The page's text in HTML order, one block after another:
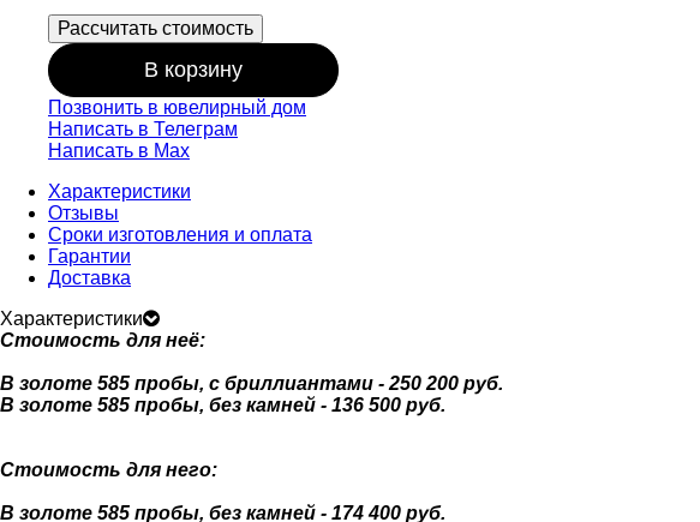
Рассчитать стоимость
В корзину
Позвонить в ювелирный дом
Написать в Телеграм
Написать в Мах
Характеристики
Отзывы
Сроки изготовления и оплата
Гарантии
Доставка
Характеристики
Стоимость для неё:
В золоте 585 пробы, с бриллиантами - 250 200 руб.
В золоте 585 пробы, без камней - 136 500 руб.
Стоимость для него:
В золоте 585 пробы, без камней - 174 400 руб.